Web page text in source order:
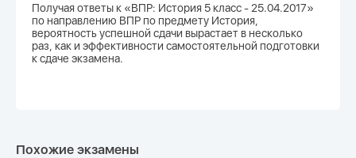
Получая ответы к «ВПР: История 5 класс - 25.04.2017»
по направлению ВПР по предмету История,
вероятность успешной сдачи вырастает в несколько
раз, как и эффективности самостоятельной подготовки
к сдаче экзамена.
Похожие экзамены